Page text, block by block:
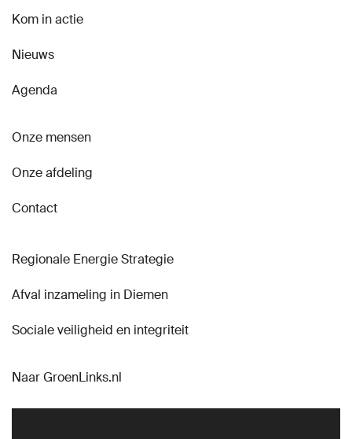
Kom in actie
Nieuws
Agenda
Onze mensen
Onze afdeling
Contact
Regionale Energie Strategie
Afval inzameling in Diemen
Sociale veiligheid en integriteit
Naar GroenLinks.nl